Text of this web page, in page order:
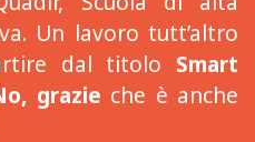
Un lavoro tutt’altro
dal titolo Smart
grazie che è anche